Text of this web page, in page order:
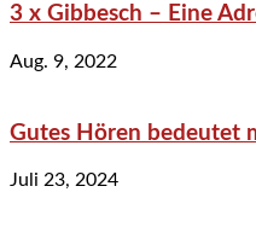
3 x Gibbesch – Eine
Aug. 9, 2022
Gutes Hören bedeutet
Juli 23, 2024